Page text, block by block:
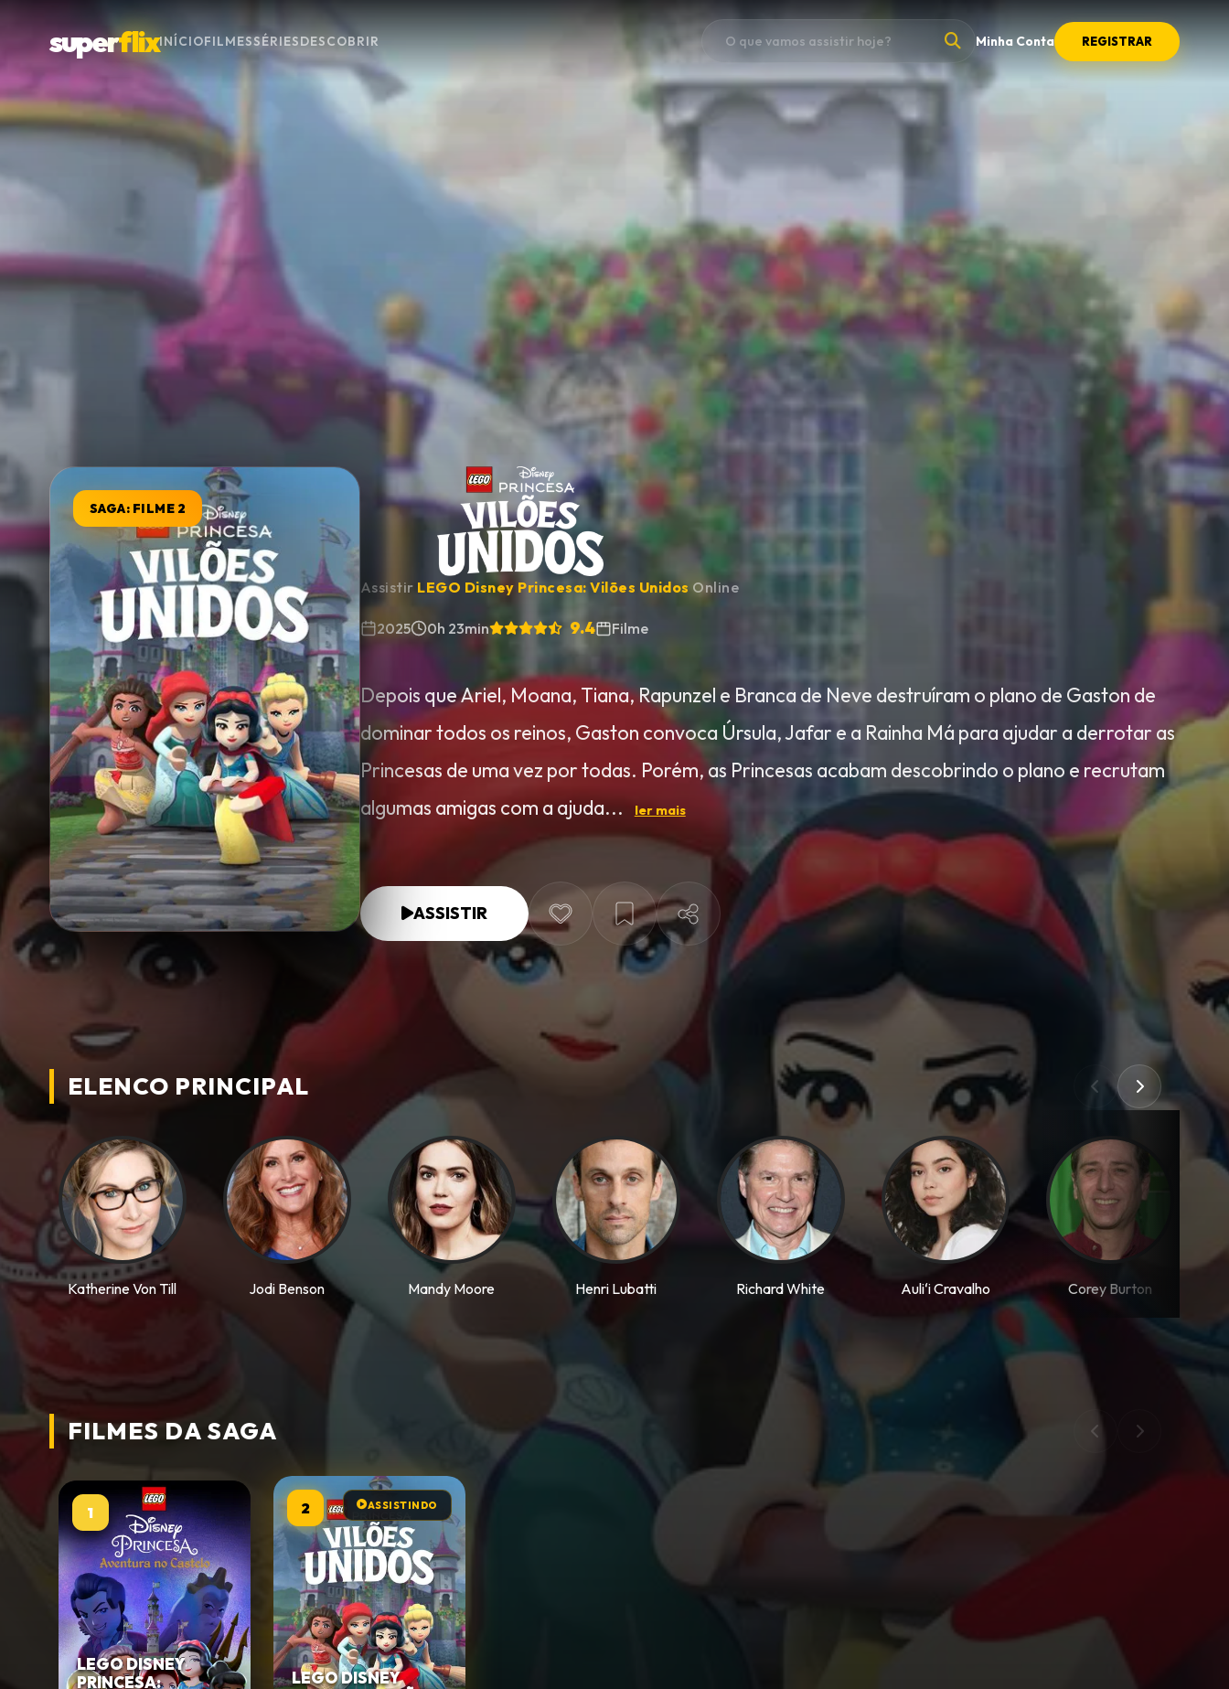
superflixINÍCIOFILMESSÉRIESDESCOBRIR Minha Conta REGISTRAR
Menu
Minha Lista
Pesquisar
SAGA: FILME 2
Assistir LEGO Disney Princesa: Vilões Unidos Online
2025 0h 23min 9.4 Filme
Depois que Ariel, Moana, Tiana, Rapunzel e Branca de Neve destruíram o plano de Gaston de
dominar todos os reinos, Gaston convoca Úrsula, Jafar e a Rainha Má para ajudar a derrotar as
Princesas de uma vez por todas. Porém, as Princesas acabam descobrindo o plano e recrutam
algumas amigas com a ajuda...
ler mais
ASSISTIR
ELENCO PRINCIPAL
Katherine Von Till Jodi Benson Mandy Moore Henri Lubatti Richard White Auliʻi Cravalho Corey Burton
FILMES DA SAGA
1
LEGO DISNEY
PRINCESA:
2 ASSISTINDO
LEGO DISNEY